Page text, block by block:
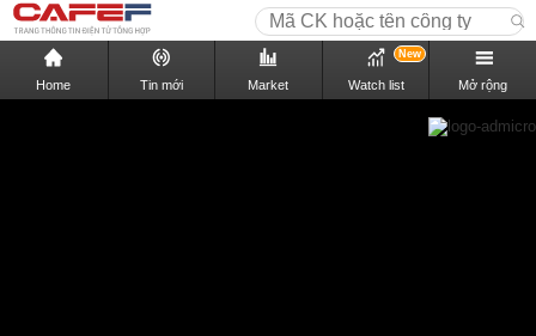
Home Tin mới Market Watch list
New
Mở rộng